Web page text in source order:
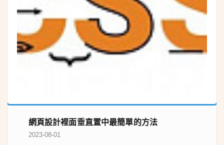
網頁設計裡面垂直置中最簡單的方法
2023-08-01